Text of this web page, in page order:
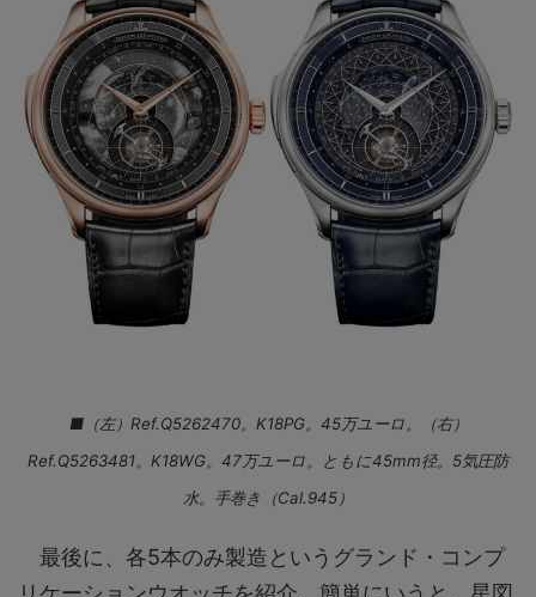
■（左）Ref.Q5262470。K18PG。45万ユーロ。（右）
Ref.Q5263481。K18WG。47万ユーロ。ともに45mm径。5気圧防
水。手巻き（Cal.945）
最後に、各5本のみ製造というグランド・コンプ